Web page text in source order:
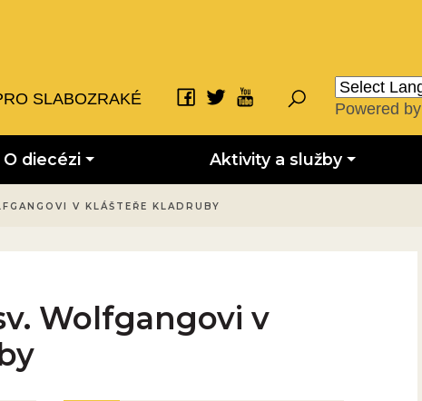
SLABOZRAKÉ
Powered by
O diecézi Aktivity a služby
V KLÁŠTEŘE KLADRUBY
Wolfgangovi v